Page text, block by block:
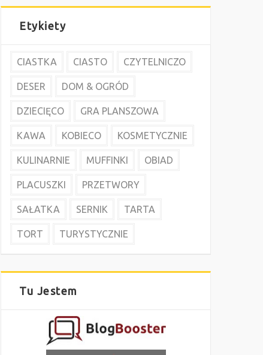
Etykiety
CIASTKA CIASTO CZYTELNICZO
DESER DOM & OGRÓD
DZIECIĘCO GRA PLANSZOWA
KAWA KOBIECO KOSMETYCZNIE
KULINARNIE MUFFINKI OBIAD
PLACUSZKI PRZETWORY
SAŁATKA SERNIK TARTA
TORT TURYSTYCZNIE
Tu Jestem